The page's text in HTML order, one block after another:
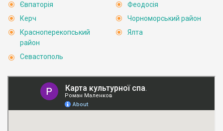
Євпаторія
Керч
Красноперекопський
район
Севастополь
Феодосія
Чорноморський район
Ялта